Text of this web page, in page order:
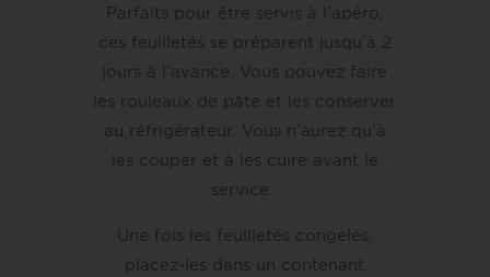
Parfaits pour être servis à l’apéro,
ces feuilletés se préparent jusqu’à 2
jours à l’avance. Vous pouvez faire
les rouleaux de pâte et les conserver
au réfrigérateur. Vous n’aurez qu’à
les couper et à les cuire avant le
service.
Une fois les feuilletés congelés,
placez-les dans un contenant